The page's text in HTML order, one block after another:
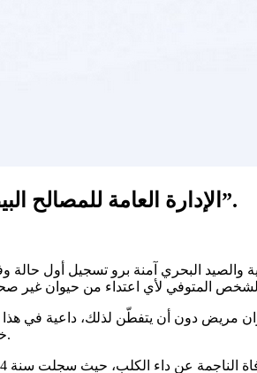
الإدارة العامة للمصالح البيطرية: “لا يجب الإستهانة بأي خدش من حيوان”.
والصيد البحري آمنة برو تسجيل أول
مريض دون أن يتفطّن لذلك، داعية في
خاصة وأن داء الكلب لا يقتصر على الكلاب بل يشمل الثدييت والخيليات.